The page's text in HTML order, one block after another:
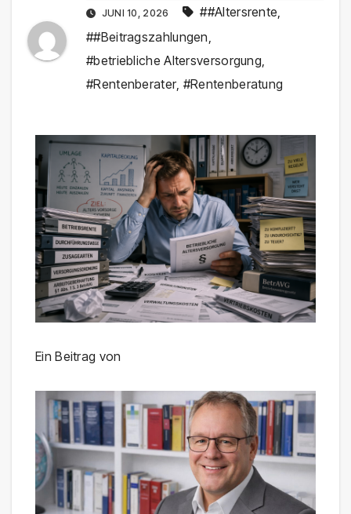
JUNI 10, 2026 ##Altersrente,
##Beitragszahlungen,
#betriebliche Altersversorgung,
#Rentenberater, #Rentenberatung
Ein Beitrag von